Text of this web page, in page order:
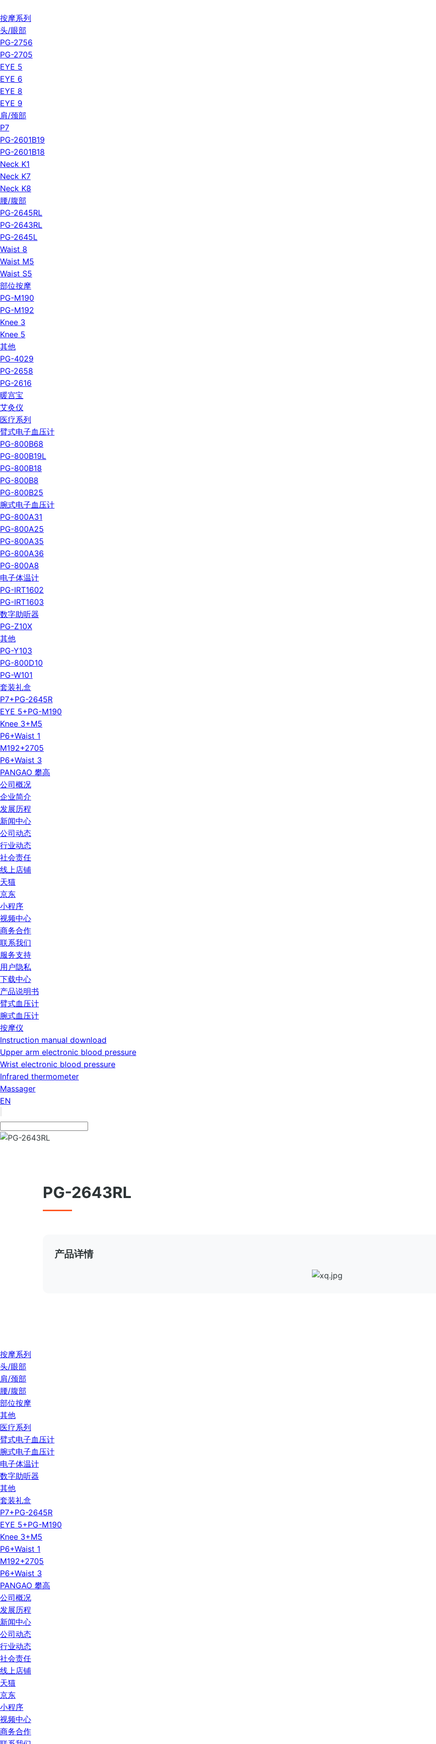
按摩系列
头/眼部
PG-2756
PG-2705
EYE 5
EYE 6
EYE 8
EYE 9
肩/颈部
P7
PG-2601B19
PG-2601B18
Neck K1
Neck K7
Neck K8
腰/腹部
PG-2645RL
PG-2643RL
PG-2645L
Waist 8
Waist M5
Waist S5
部位按摩
PG-M190
PG-M192
Knee 3
Knee 5
其他
PG-4029
PG-2658
PG-2616
暖宫宝
艾灸仪
医疗系列
臂式电子血压计
PG-800B68
PG-800B19L
PG-800B18
PG-800B8
PG-800B25
腕式电子血压计
PG-800A31
PG-800A25
PG-800A35
PG-800A36
PG-800A8
电子体温计
PG-IRT1602
PG-IRT1603
数字助听器
PG-Z10X
其他
PG-Y103
PG-800D10
PG-W101
套装礼盒
P7+PG-2645R
EYE 5+PG-M190
Knee 3+M5
P6+Waist 1
M192+2705
P6+Waist 3
PANGAO 攀高
公司概况
企业简介
发展历程
新闻中心
公司动态
行业动态
社会责任
线上店铺
天猫
京东
小程序
视频中心
商务合作
联系我们
服务支持
用户隐私
下载中心
产品说明书
臂式血压计
腕式血压计
按摩仪
Instruction manual download
Upper arm electronic blood pressure
Wrist electronic blood pressure
Infrared thermometer
Massager
EN
PG-2643RL
产品详情
按摩系列
头/眼部
肩/颈部
腰/腹部
部位按摩
其他
医疗系列
臂式电子血压计
腕式电子血压计
电子体温计
数字助听器
其他
套装礼盒
P7+PG-2645R
EYE 5+PG-M190
Knee 3+M5
P6+Waist 1
M192+2705
P6+Waist 3
PANGAO 攀高
公司概况
发展历程
新闻中心
公司动态
行业动态
社会责任
线上店铺
天猫
京东
小程序
视频中心
商务合作